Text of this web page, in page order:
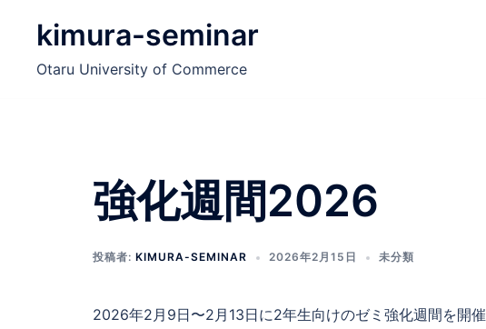
kimura-seminar
Otaru University of Commerce
強化週間2026
投稿者: KIMURA-SEMINAR 2026年2月15日 未分類
2026年2月9日〜2月13日に2年生向けのゼミ強化週間を開催